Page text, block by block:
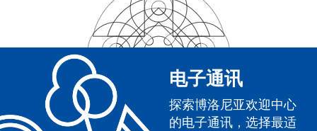
电子通讯
探索博洛尼亚欢迎中心
的电子通讯，选择最适